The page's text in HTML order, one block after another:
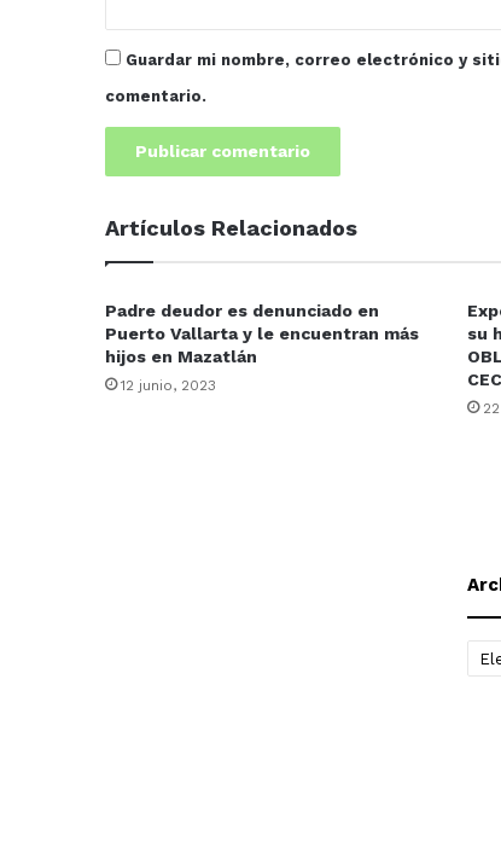
Guardar mi nombre, correo electrónico y
comentario.
Artículos Relacionados
Padre deudor es denunciado en
Puerto Vallarta y le encuentran más
hijos en Mazatlán
12 junio, 2023
su